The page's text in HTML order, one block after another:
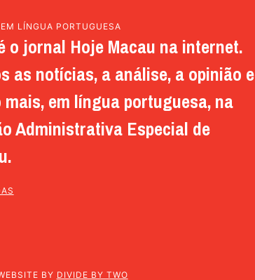
LÍNGUA PORTUGUESA
o jornal Hoje Macau na internet.
as notícias, a análise, a opinião e
em língua portuguesa, na
Administrativa Especial de
BY DIVIDE BY TWO